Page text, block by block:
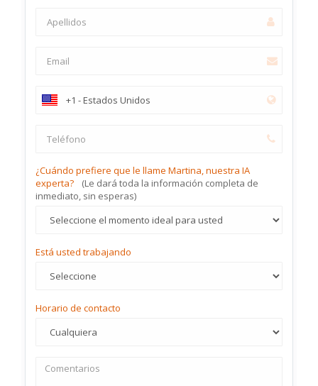
¿Cuándo prefiere que le llame Martina, nuestra IA
experta?
(Le dará toda la información completa de
inmediato, sin esperas)
Está usted trabajando
Horario de contacto